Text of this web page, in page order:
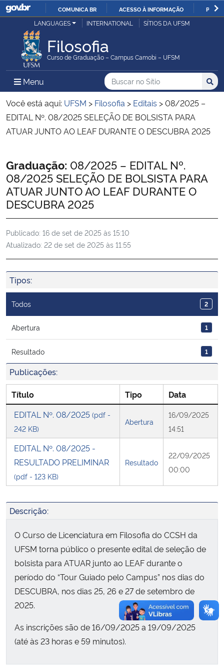
IR
COMUNICA BR ACESSO À INFORMAÇÃO
Ministério da Justiça e Segurança Pública
Ministério da Defesa
Ministério das Relações Exteriores
Ministério da Economia
Ministério da Agricultura, Pecuária e Abastecimento
Ministério da Educação
Ministério da Cidadania
Ministério da Saúde
Ministério de Minas e Energia
Ministério do Meio Ambiente
Ministério do Turismo
Ministério do Desenvolvimento Regional
Controladoria-Geral da União
Ministério da Mulher, da Família e dos Direitos Humanos
Secretaria-Geral
Advocacia-Geral da União
Banco Central do Brasil
Planalto
LANGUAGES INTERNATIONAL SÍTIOS DA UFSM
Filosofia
Curso de Graduação – Campus Camobi – UFSM
Menu Menu Principal do Sítio
Busca
Buscar no no Sítio
Busca:
Você está aqui: UFSM > Filosofia > Editais >08/2025 –
EDITAL Nº. 08/2025 SELEÇÃO DE BOLSISTA PARA
ATUAR JUNTO AO LEAF DURANTE O DESCUBRA 2025
Início do conteúdo
Graduação: 08/2025 – EDITAL Nº.
08/2025 SELEÇÃO DE BOLSISTA PARA
ATUAR JUNTO AO LEAF DURANTE O
DESCUBRA 2025
Publicado: 16 de set de 2025 às 15:10
Atualizado: 22 de set de 2025 às 11:55
Tipos:
Todos 2
Abertura 1
Resultado 1
Publicações:
Título Tipo
Data
EDITAL Nº. 08/2025 (pdf -
242 KB)
Abertura
16/09/2025
14:51
EDITAL Nº. 08/2025 -
RESULTADO PRELIMINAR
(pdf - 123 KB)
Resultado
22/09/2025
00:00
Descrição:
O Curso de Licenciatura em Filosofia do CCSH da
UFSM torna público o presente edital de seleção de
bolsista para ATUAR junto ao LEAF durante o
período do “Tour Guiado pelo Campus” nos dias do
DESCUBRA, nos dias 25, 26 e 27 de setembro de
2025.
As inscrições são de 16/09/2025 a 19/09/2025
(até às 23 horas e 59 minutos).